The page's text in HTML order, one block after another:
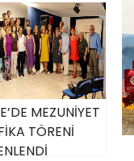
MEZUNİYET
TÖRENİ